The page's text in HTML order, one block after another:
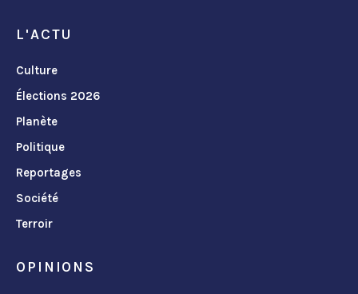
L'ACTU
Culture
Élections 2026
Planète
Politique
Reportages
Société
Terroir
OPINIONS